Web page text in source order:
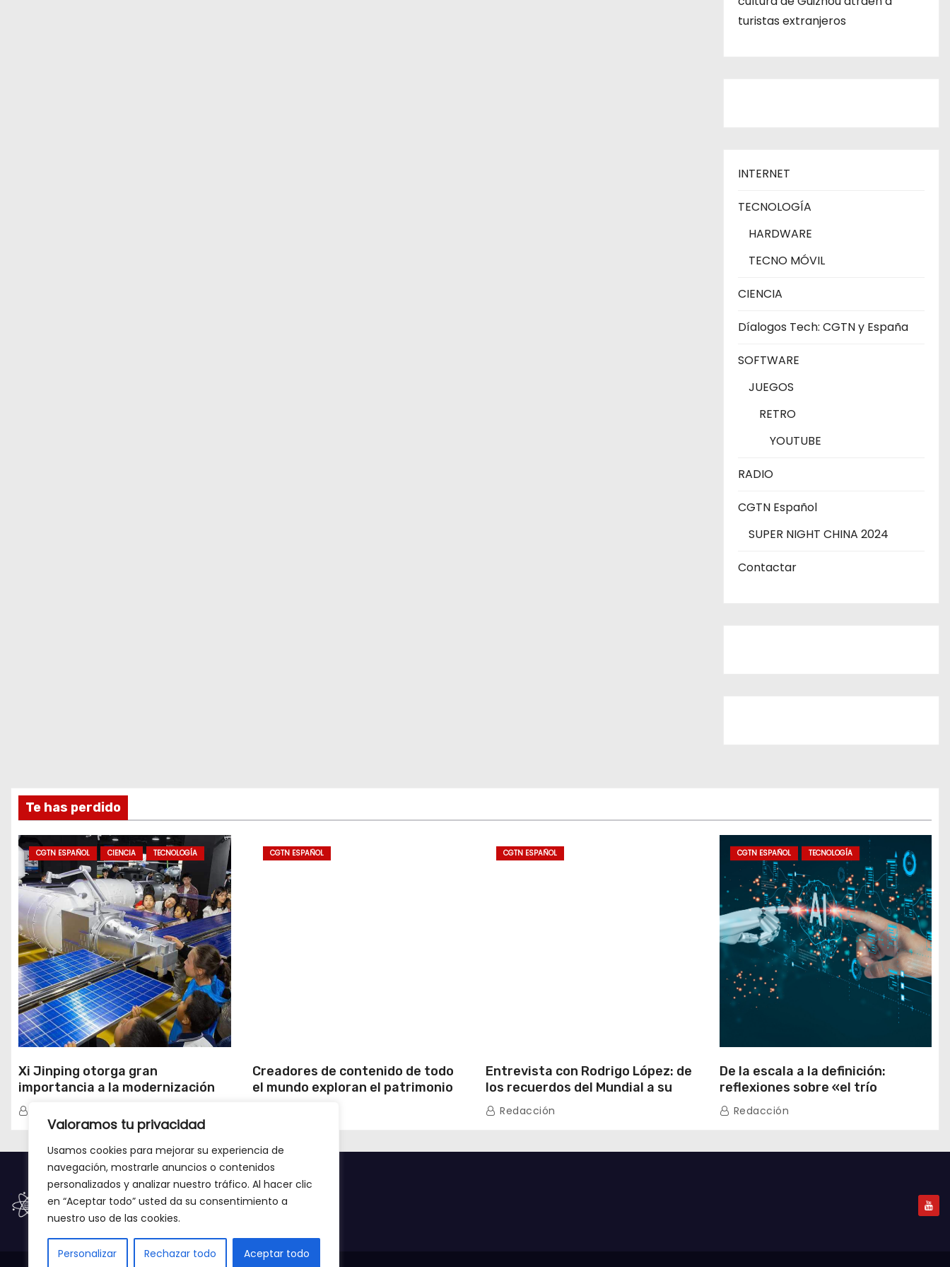
Valoramos tu privacidad
Usamos cookies para mejorar su experiencia de
navegación, mostrarle anuncios o contenidos
personalizados y analizar nuestro tráfico. Al hacer clic
en “Aceptar todo” usted da su consentimiento a
nuestro uso de las cookies.
Personalizar Rechazar todo Aceptar todo
turistas extranjeros
INTERNET
TECNOLOGÍA
HARDWARE
TECNO MÓVIL
CIENCIA
Díalogos Tech: CGTN y España
SOFTWARE
JUEGOS
RETRO
YOUTUBE
RADIO
CGTN Español
SUPER NIGHT CHINA 2024
Contactar
Te has perdido
CGTN ESPAÑOL CIENCIA TECNOLOGÍA
Xi Jinping otorga gran
importancia a la modernización
científica y tecnológica
CGTN ESPAÑOL
Creadores de contenido de todo
el mundo exploran el patrimonio
CGTN ESPAÑOL
Entrevista con Rodrigo López: de
los recuerdos del Mundial a su
primera experiencia en China
Redacción
CGTN ESPAÑOL TECNOLOGÍA
De la escala a la definición:
reflexiones sobre «el trío
emergente» de China
Redacción